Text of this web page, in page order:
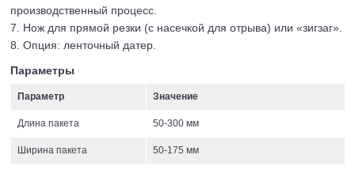
производственный процесс.
7. Нож для прямой резки (с насечкой для отрыва) или «зигзаг».
8. Опция: ленточный датер.
Параметры
Параметр Значение
Длина пакета 50-300 мм
Ширина пакета 50-175 мм